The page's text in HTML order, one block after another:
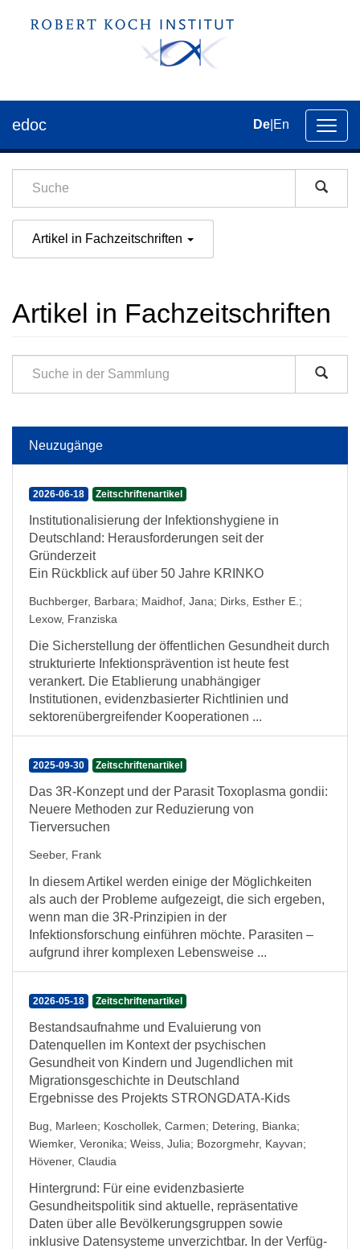
der
edoc De En
Artikel in Fachzeitschriften
Artikel in Fachzeitschriften
Neuzugänge
2026-06-18 Zeitschriftenartikel
Institutionalisierung der Infektionshygiene in
Deutschland: Herausforderungen seit der
Gründerzeit
Ein Rückblick auf über 50 Jahre KRINKO
Buchberger, Barbara; Maidhof, Jana; Dirks, Esther E. ;
Lexow, Franziska
Die Sicherstellung der öffentlichen Gesundheit durch
strukturierte Infektionsprävention ist heute fest
verankert. Die Etablierung unabhängiger
Institutionen, evidenzbasierter Richtlinien und
sektorenübergreifender Kooperationen ...
2025-09-30 Zeitschriftenartikel
Das 3R-Konzept und der Parasit Toxoplasma gondii:
Neuere Methoden zur Reduzierung von
Tierversuchen
Seeber, Frank
In diesem Artikel werden einige der Möglichkeiten
als auch der Probleme aufgezeigt, die sich ergeben,
wenn man die 3R-Prinzipien in der
Infektionsforschung einführen möchte. Parasiten –
aufgrund ihrer komplexen Lebensweise ...
2026-05-18 Zeitschriftenartikel
Bestandsaufnahme und Evaluierung von
Datenquellen im Kontext der psychischen
Gesundheit von Kindern und Jugendlichen mit
Migrationsgeschichte in Deutschland
Ergebnisse des Projekts STRONGDATA-Kids
Bug, Marleen; Koschollek, Carmen; Detering, Bianka;
Wiemker, Veronika; Weiss, Julia; Bozorgmehr, Kayvan;
Hövener, Claudia
Hintergrund: Für eine evidenzbasierte
Gesundheitspolitik sind aktuelle, repräsentative
Daten über alle Bevölkerungsgruppen sowie
inklusive Datensysteme unverzichtbar. In der Verfüg-